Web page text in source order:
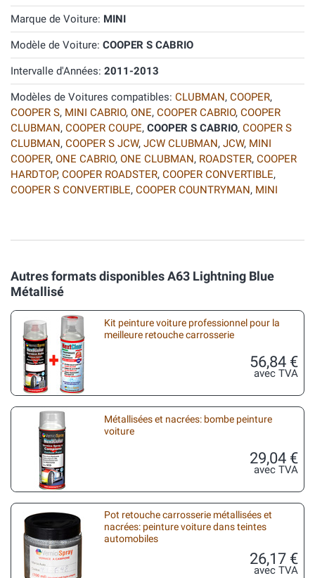
Marque de Voiture: MINI
Modèle de Voiture: COOPER S CABRIO
Intervalle d'Années: 2011-2013
Modèles de Voitures compatibles: CLUBMAN, COOPER,
COOPER S, MINI CABRIO, ONE, COOPER CABRIO, COOPER
CLUBMAN, COOPER COUPE, COOPER S CABRIO, COOPER S
CLUBMAN, COOPER S JCW, JCW CLUBMAN, JCW, MINI
COOPER, ONE CABRIO, ONE CLUBMAN, ROADSTER, COOPER
HARDTOP, COOPER ROADSTER, COOPER CONVERTIBLE,
COOPER S CONVERTIBLE, COOPER COUNTRYMAN, MINI
Autres formats disponibles A63 Lightning Blue
Métallisé
Kit peinture voiture professionnel pour la
meilleure retouche carrosserie
56,84 €
avec TVA
Métallisées et nacrées: bombe peinture
voiture
29,04 €
avec TVA
Pot retouche carrosserie métallisées et
nacrées: peinture voiture dans teintes
automobiles
26,17 €
avec TVA